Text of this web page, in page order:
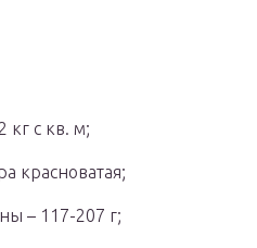
кг с кв. м;
красноватая;
– 117-207 г;